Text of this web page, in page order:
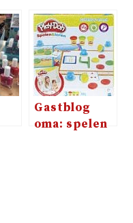
Gastblog
oma: spelen